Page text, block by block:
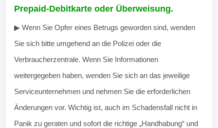
Prepaid-Debitkarte oder Überweisung.
▶ Wenn Sie Opfer eines Betrugs geworden sind, wenden
Sie sich bitte umgehend an die Polizei oder die
Verbraucherzentrale. Wenn Sie Informationen
weitergegeben haben, wenden Sie sich an das jeweilige
Serviceunternehmen und nehmen Sie die erforderlichen
Änderungen vor. Wichtig ist, auch im Schadensfall nicht in
Panik zu geraten und sofort die richtige „Handhabung“ und